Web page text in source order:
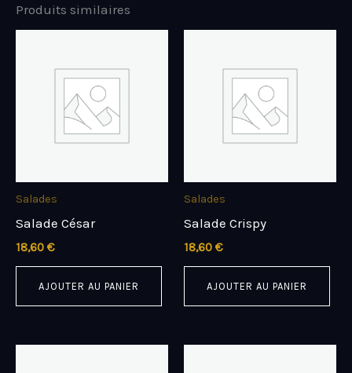
Produits similaires
Salades
Salade César
18,60 €
AJOUTER AU PANIER
Salades
Salade Crispy
18,60 €
AJOUTER AU PANIER